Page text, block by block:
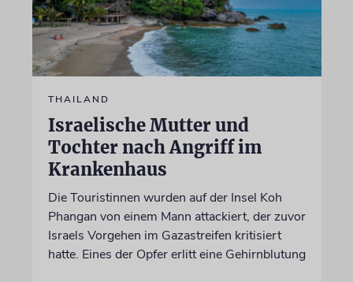
THAILAND
Israelische Mutter und
Tochter nach Angriff im
Krankenhaus
Die Touristinnen wurden auf der Insel Koh
Phangan von einem Mann attackiert, der zuvor
Israels Vorgehen im Gazastreifen kritisiert
hatte. Eines der Opfer erlitt eine Gehirnblutung